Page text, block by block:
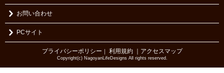
お問い合わせ
PCサイト
プライバシーポリシー ｜ 利用規約 ｜アクセスマップ
Copyright(c) NagoyanLifeDesigns All rights reserved.